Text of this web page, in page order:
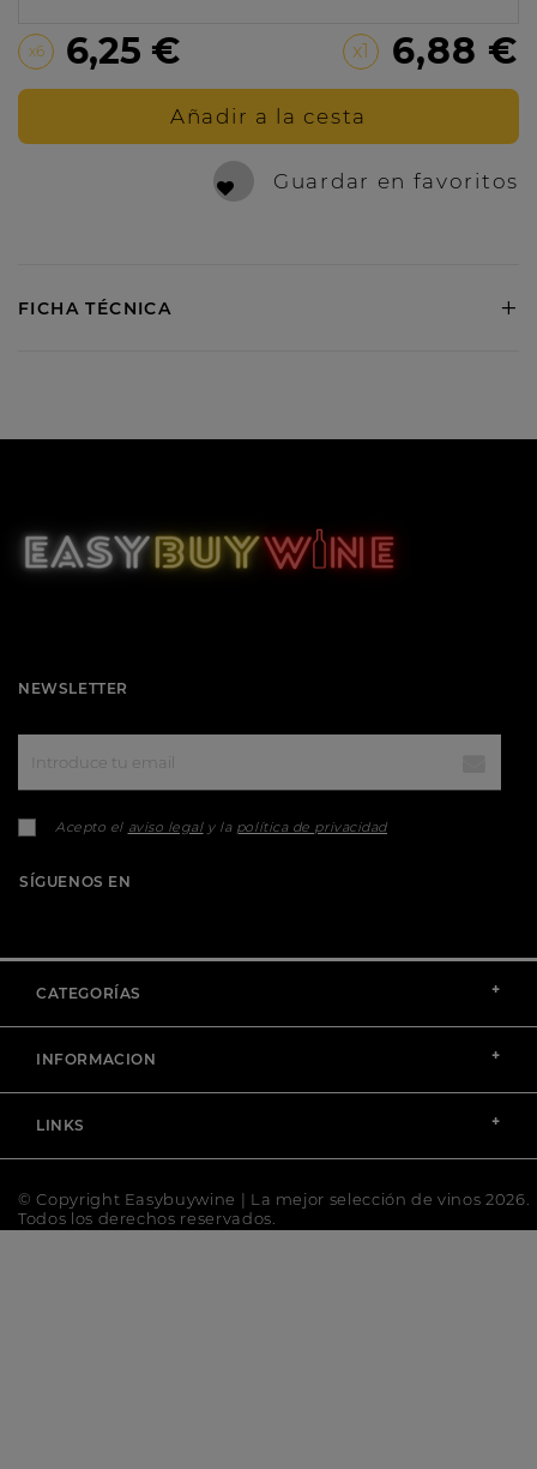
x6 6,25 € x1 6,88 €
Añadir a la cesta
Guardar en favoritos
FICHA TÉCNICA +
CATEGORÍAS +
INFORMACION +
LINKS +
NEWSLETTER
Acepto el aviso legaly la política de privacidad
SÍGUENOS EN
© Copyright Easybuywine | La mejor selección de vinos 2026.
Todos los derechos reservados.